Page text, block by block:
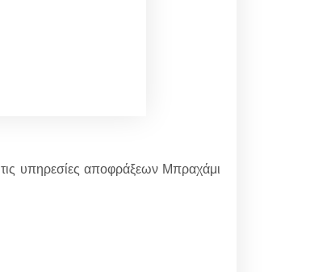
υπηρεσίες αποφράξεων Μπραχάμι